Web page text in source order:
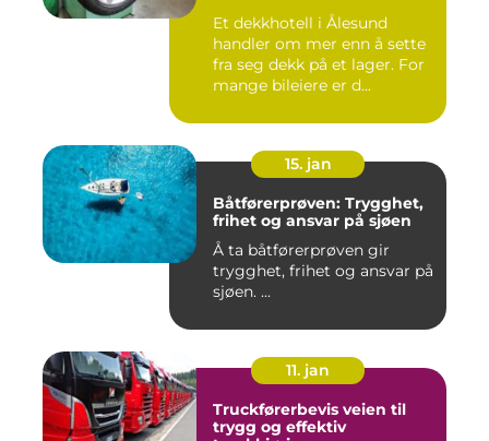
Et dekkhotell i Ålesund
handler om mer enn å sette
fra seg dekk på et lager. For
mange bileiere er d...
15. jan
Båtførerprøven: Trygghet,
frihet og ansvar på sjøen
Å ta båtførerprøven gir
trygghet, frihet og ansvar på
sjøen. ...
11. jan
Truckførerbevis veien til
trygg og effektiv